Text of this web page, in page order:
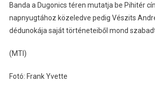
Banda a Dugonics téren mutatja be Pihitér
napnyugtához közeledve pedig Vészits
dédunokája saját történeteiből mond
(MTI)
Fotó: Frank Yvette